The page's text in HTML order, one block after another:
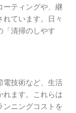
ーティングや、継
ています。日々
「清掃のしやす
電技術など、生活
れます。これらは
ンニングコストを